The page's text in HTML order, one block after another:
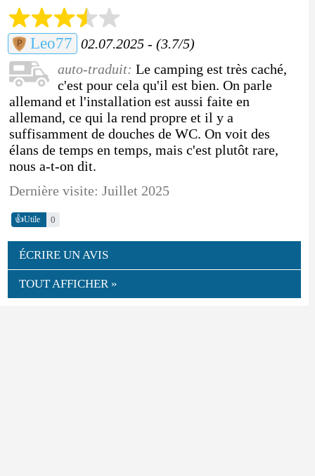
Leo77 02.07.2025 - (3.7/5)
auto-traduit: Le camping est très caché,
c'est pour cela qu'il est bien. On parle
allemand et l'installation est aussi faite en
allemand, ce qui la rend propre et il y a
suffisamment de douches de WC. On voit des
élans de temps en temps, mais c'est plutôt rare,
nous a-t-on dit.
Dernière visite: Juillet 2025
👍Utile 0
ÉCRIRE UN AVIS
TOUT AFFICHER »